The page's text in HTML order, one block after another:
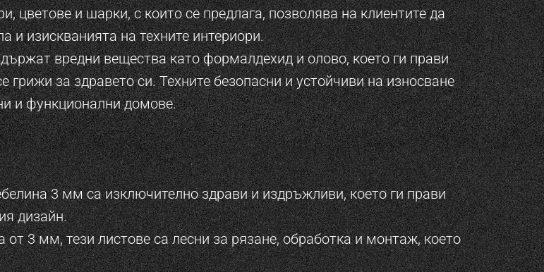
цветове и шарки, с които се предлага, позволява на клиентите да
и изискванията на техните интериори.
вредни вещества като формалдехид и олово, което ги прави
грижи за здравето си. Техните безопасни и устойчиви на износване
и функционални домове.
3 мм са изключително здрави и издръжливи, което ги прави
дизайн.
3 мм, тези листове са лесни за рязане, обработка и монтаж, което